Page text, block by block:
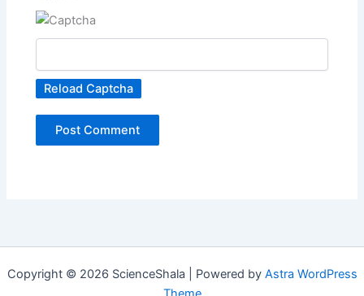
Reload Captcha
Copyright © 2026 ScienceShala | Powered by Astra WordPress